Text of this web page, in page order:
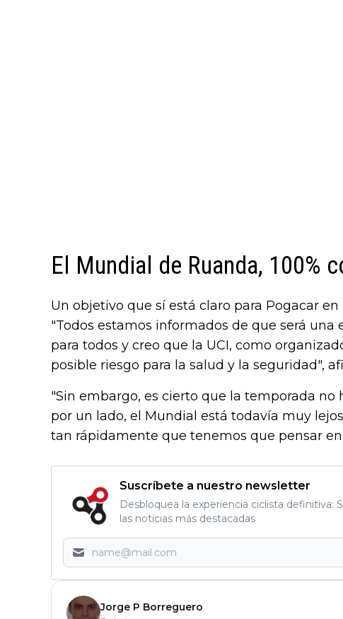
El Mundial de Ruanda, 100%
Un objetivo que sí está claro para Pogacar
"Todos estamos informados de que será una
para todos y creo que la UCI, como
posible riesgo para la salud y la seguridad",
"Sin embargo, es cierto que la temporada
por un lado, el Mundial está todavía muy
tan rápidamente que tenemos que pensar en
Suscríbete a nuestro newsletter
Desbloquea la experiencia ciclista definitiva:
las noticias más destacadas
Jorge P Borreguero